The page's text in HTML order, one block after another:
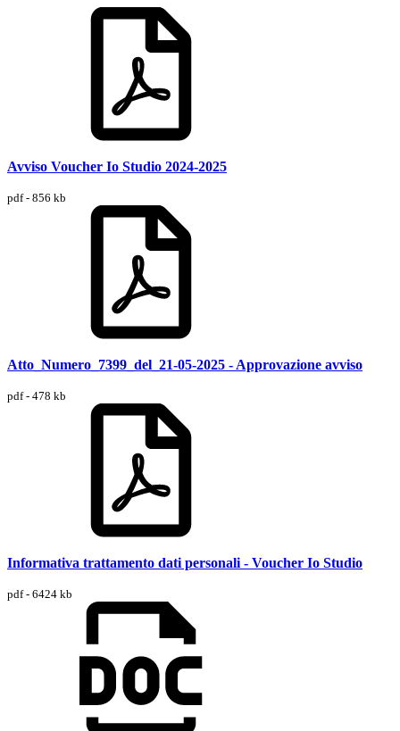
Avviso Voucher Io Studio 2024-2025
pdf - 856 kb
Atto_Numero_7399_del_21-05-2025 - Approvazione avviso
pdf - 478 kb
Informativa trattamento dati personali - Voucher Io Studio
pdf - 6424 kb